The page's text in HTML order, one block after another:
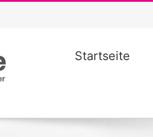
Startseite